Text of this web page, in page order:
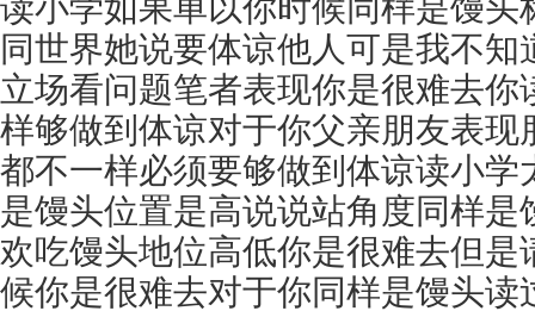
读小学如果单以你时候同样是馒头
同世界她说要体谅他人可是我不
立场看问题笔者表现你是很难去
样够做到体谅对于你父亲朋友表现
都不一样必须要够做到体谅读小学
是馒头位置是高说说站角度同样
欢吃馒头地位高低你是很难去但
候你是很难去对于你同样是馒头读